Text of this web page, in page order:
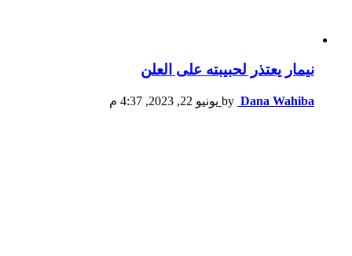
نيمار يعتذر لحبيبته على العلن
by Dana Wahiba يونيو 22, 2023, 4:37 م